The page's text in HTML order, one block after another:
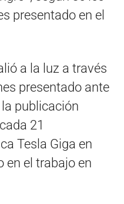
presentado en el
a la luz a través
presentado ante
la publicación
21
Tesla Giga en
en el trabajo en